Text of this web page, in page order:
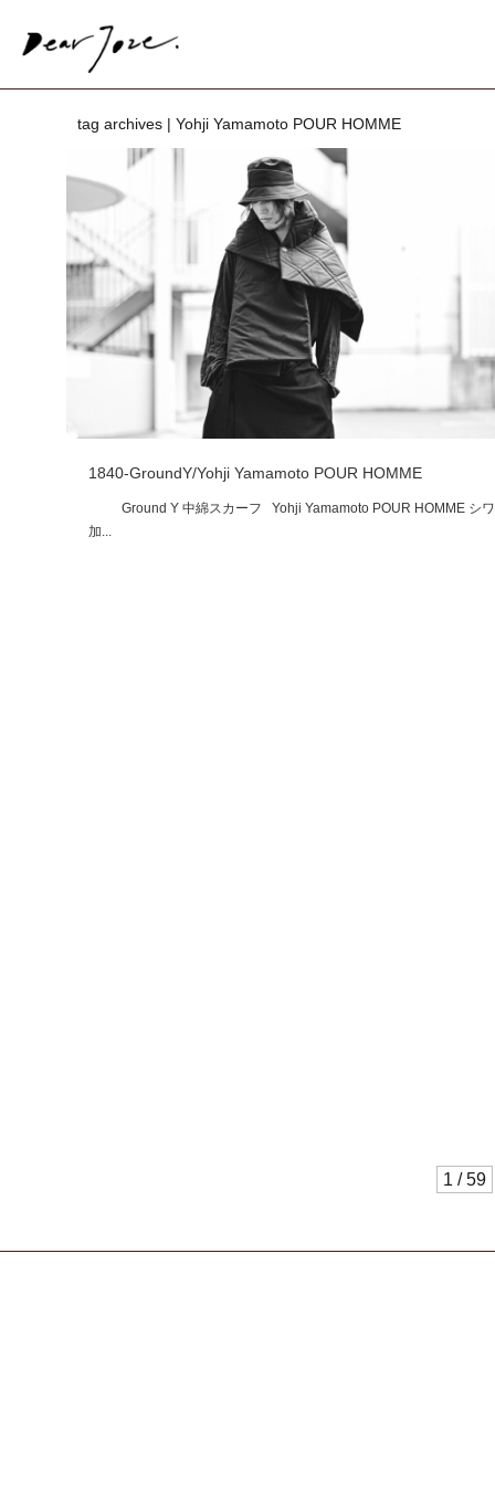
tag archives | Yohji Yamamoto POUR HOMME
1840-GroundY/Yohji Yamamoto POUR HOMME
Ground Y 中綿スカーフ Yohji Yamamoto POUR HOMME シワ
加...
1 / 59